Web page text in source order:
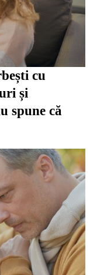
cu
și
spune că